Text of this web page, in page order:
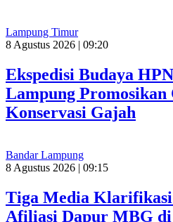
Lampung Timur
8 Agustus 2026 | 09:20
Ekspedisi Budaya
Lampung Promosikan
Konservasi Gajah
Bandar Lampung
8 Agustus 2026 | 09:15
Tiga Media
Afiliasi Dapur MBG di